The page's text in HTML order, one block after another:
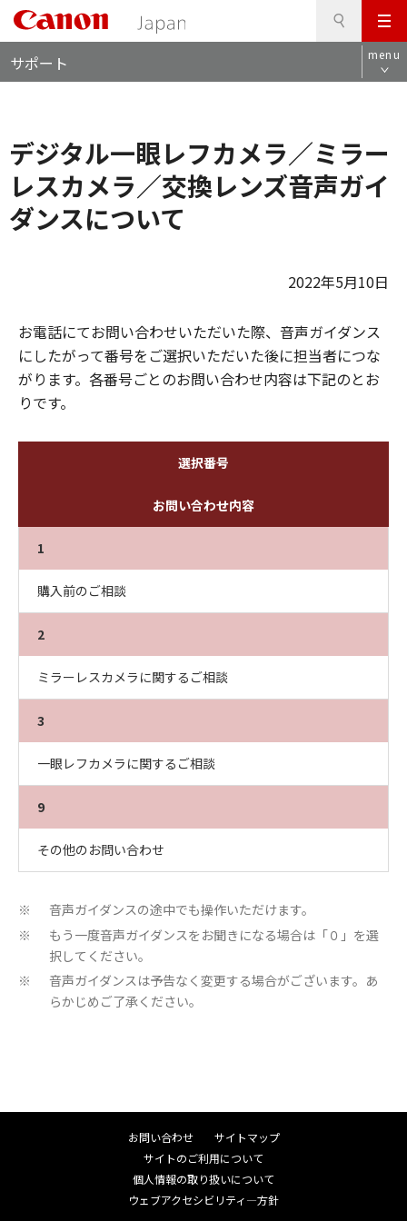
メ
ニ
ュ
ビ
サポート menu
デジタル一眼レフカメラ／ミラー
レスカメラ／交換レンズ音声ガイ
ダンスについて
2022年5月10日
お電話にてお問い合わせいただいた際、音声ガイダンス
にしたがって番号をご選択いただいた後に担当者につな
がります。各番号ごとのお問い合わせ内容は下記のとお
りです。
選択番号
お問い合わせ内容
1
購入前のご相談
2
ミラーレスカメラに関するご相談
3
一眼レフカメラに関するご相談
9
その他のお問い合わせ
※ 音声ガイダンスの途中でも操作いただけます。
※
もう一度音声ガイダンスをお聞きになる場合は「０」を選
択してください。
※
音声ガイダンスは予告なく変更する場合がございます。あ
らかじめご了承ください。
お問い合わせ
サイトマップ
サイトのご利用について
個人情報の取り扱いについて
ウェブアクセシビリティ―方針